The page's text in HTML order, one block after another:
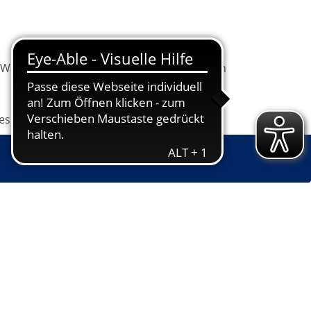
Warenkorb Information Programm
Grundbildung Jugendkunstschule